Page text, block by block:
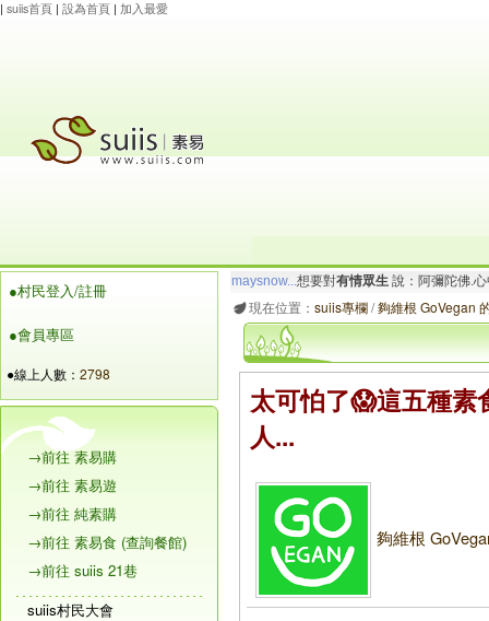
| suiis首頁 | 設為首頁 | 加入最愛
●村民登入/註冊
●會員專區
●線上人數： 2798
→前往 素易購
→前往 素易遊
→前往 純素購
→前往 素易食 (查詢餐館)
→前往 suiis 21巷
suiis村民大會
maysnow...想要對有情眾生 說：阿彌陀佛.
玲瓏虹想要對 有情眾生說：阿彌陀佛.一切
現在位置： suiis專欄/夠維根 GoVegan
太可怕了😱這五種素
人...
夠維根